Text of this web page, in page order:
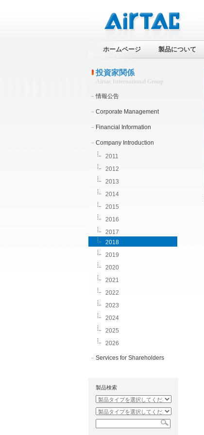
ホームページ 製品について
投資家関係
Airtac International Group
情報公告
Corporate Management
Financial Information
Company Introduction
2011
2012
2013
2014
2015
2016
2017
2018
2019
2020
2021
2022
2023
2024
2025
2026
Services for Shareholders
製品検索